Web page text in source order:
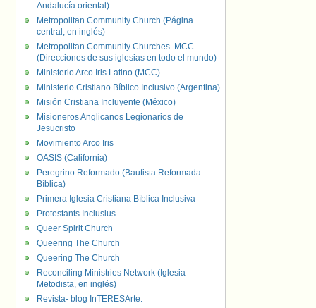
Andalucía oriental)
Metropolitan Community Church (Página
central, en inglés)
Metropolitan Community Churches. MCC.
(Direcciones de sus iglesias en todo el mundo)
Ministerio Arco Iris Latino (MCC)
Ministerio Cristiano Bíblico Inclusivo (Argentina)
Misión Cristiana Incluyente (México)
Misioneros Anglicanos Legionarios de
Jesucristo
Movimiento Arco Iris
OASIS (California)
Peregrino Reformado (Bautista Reformada
Bíblica)
Primera Iglesia Cristiana Bíblica Inclusiva
Protestants Inclusius
Queer Spirit Church
Queering The Church
Queering The Church
Reconciling Ministries Network (Iglesia
Metodista, en inglés)
Revista- blog InTERESArte.